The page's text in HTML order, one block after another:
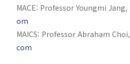
MACE: Professor Youngmi Jang,
om
MAICS: Professor Abraham Choi,
com